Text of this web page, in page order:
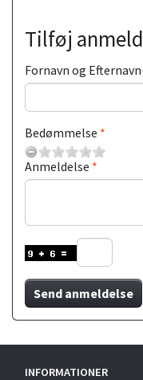
Tilføj
Fornavn og
Bedømmelse
Anmeldelse
Send anmeldelse
INFORMATIONER